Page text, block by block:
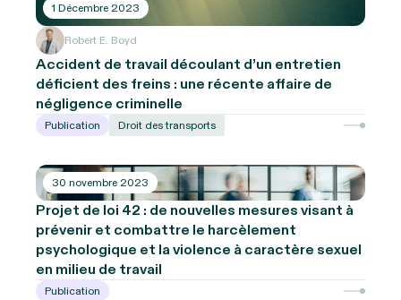
1 Décembre 2023
Robert E. Boyd
Accident de travail découlant d’un entretien
déficient des freins : une récente affaire de
négligence criminelle
Publication Droit des transports
30 novembre 2023
Projet de loi 42 : de nouvelles mesures visant à
prévenir et combattre le harcèlement
psychologique et la violence à caractère sexuel
en milieu de travail
Publication